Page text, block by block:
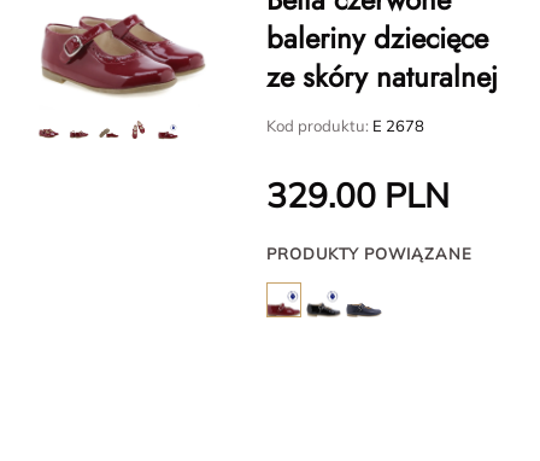
baleriny dziecięce
ze skóry naturalnej
Kod produktu: E 2678
329.00 PLN
PRODUKTY POWIĄZANE